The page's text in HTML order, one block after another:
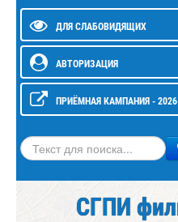
ДЛЯ СЛАБОВИДЯЩИХ
АВТОРИЗАЦИЯ
ПРИЁМНАЯ КАМПАНИЯ - 2026
Искать
СГПИ